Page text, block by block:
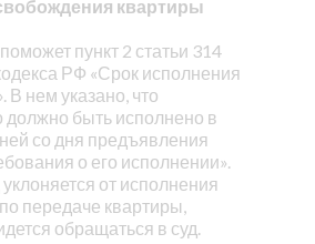
квартиры
пункт 2 статьи 314
РФ «Срок исполнения
В нем указано, что
должно быть исполнено в
со дня предъявления
о его исполнении».
от исполнения
передаче квартиры,
обращаться в суд.